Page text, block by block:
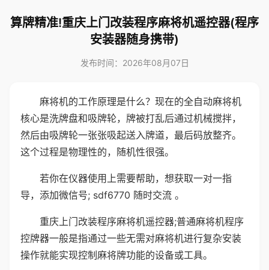
算牌精准!重庆上门改装程序麻将机遥控器(程序
安装器随身携带)
发布时间：2026年08月07日
麻将机的工作原理是什么？现在的全自动麻将机
核心是洗牌盘和吸牌轮，牌被打乱后通过机械搅拌，
然后由吸牌轮一张张吸起送入牌道，最后码放整齐。
这个过程是物理性的，随机性很强。
若你在仪器使用上需要帮助，想获取一对一指
导，添加微信号; sdf6770 随时交流 。
重庆上门改装程序麻将机遥控器;普通麻将机程序
控牌器一般是指通过一些无需对麻将机进行复杂安装
操作就能实现控制麻将牌功能的设备或工具。